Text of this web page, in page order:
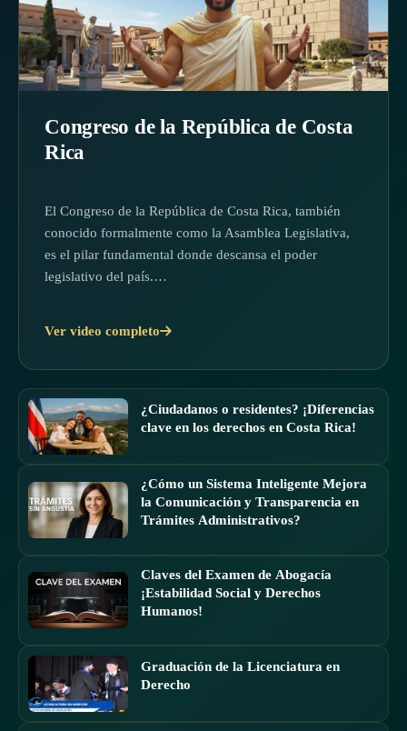
Congreso de la República de Costa
Rica
El Congreso de la República de Costa Rica, también
conocido formalmente como la Asamblea Legislativa,
es el pilar fundamental donde descansa el poder
legislativo del país.…
Ver video completo
¿Ciudadanos o residentes? ¡Diferencias
clave en los derechos en Costa Rica!
¿Cómo un Sistema Inteligente Mejora
la Comunicación y Transparencia en
Trámites Administrativos?
Claves del Examen de Abogacía
¡Estabilidad Social y Derechos
Humanos!
Graduación de la Licenciatura en
Derecho